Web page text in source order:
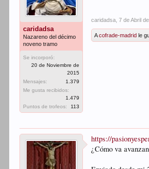
caridadsa
Nazareno del décimo
noveno tramo
Se incorporó:
20 de Noviembre de
2015
Mensajes:
1.379
Me gusta recibidos:
1.479
Puntos de trofeos:
113
caridadsa 7 de Abril
Acofrade-madrid le
https://
¿Cómo va